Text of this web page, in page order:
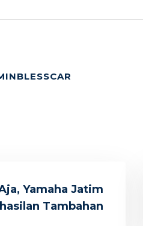
Yamaha Jatim
Tambahan